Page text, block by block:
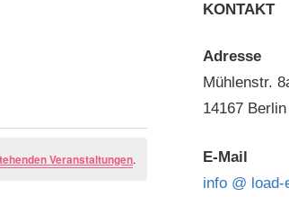
Veranstaltungen.
KONTAKT
Adresse
Mühlenstr.
14167 Berlin
E-Mail
info @ load-